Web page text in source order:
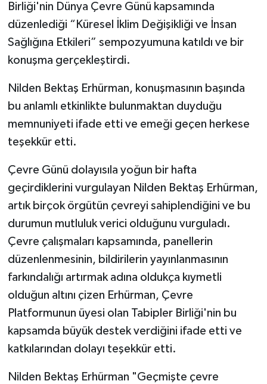
Birliği'nin Dünya Çevre Günü kapsamında
düzenlediği “Küresel İklim Değişikliği ve İnsan
Sağlığına Etkileri” sempozyumuna katıldı ve bir
konuşma gerçekleştirdi.
Nilden Bektaş Erhürman, konuşmasının başında
bu anlamlı etkinlikte bulunmaktan duyduğu
memnuniyeti ifade etti ve emeği geçen herkese
teşekkür etti.
Çevre Günü dolayısıla yoğun bir hafta
geçirdiklerini vurgulayan Nilden Bektaş Erhürman,
artık birçok örgütün çevreyi sahiplendiğini ve bu
durumun mutluluk verici olduğunu vurguladı.
Çevre çalışmaları kapsamında, panellerin
düzenlenmesinin, bildirilerin yayınlanmasının
farkındalığı artırmak adına oldukça kıymetli
olduğun altını çizen Erhürman, Çevre
Platformunun üyesi olan Tabipler Birliği'nin bu
kapsamda büyük destek verdiğini ifade etti ve
katkılarından dolayı teşekkür etti.
Nilden Bektaş Erhürman "Geçmişte çevre